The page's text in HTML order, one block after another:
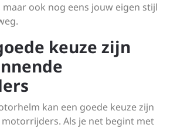
ook nog eens jouw eigen stijl
keuze zijn
kan een goede keuze zijn
Als je net begint met